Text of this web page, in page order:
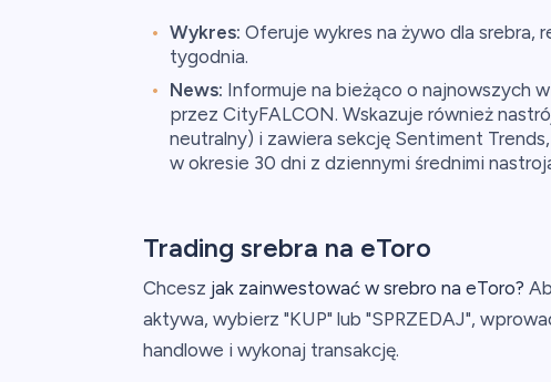
Wykres: Oferuje wykres na żywo dla srebra,
tygodnia.
News: Informuje na bieżąco o najnowszych
przez CityFALCON. Wskazuje również
neutralny) i zawiera sekcję Sentiment
w okresie 30 dni z dziennymi średnimi
Trading srebra na eToro
Chcesz jak zainwestować w srebro na eToro?
aktywa, wybierz "KUP" lub "SPRZEDAJ",
handlowe i wykonaj transakcję.